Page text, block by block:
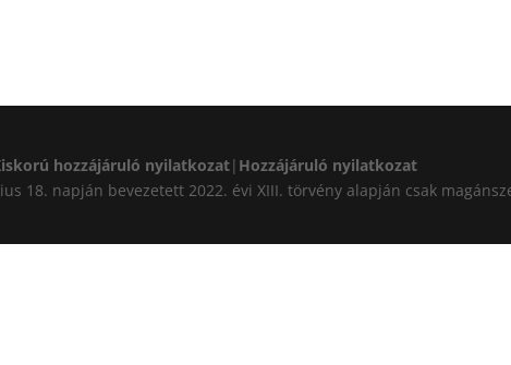
hozzájáruló nyilatkozat| Hozzájáruló nyilatkozat
18. napján bevezetett 2022. évi XIII. törvény alapján csak